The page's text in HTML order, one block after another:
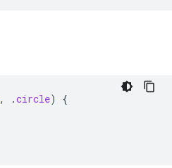
, .circle)
{